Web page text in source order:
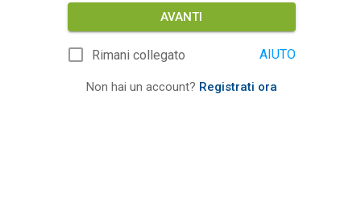
AVANTI
Rimani collegato AIUTO
Non hai un account? Registrati ora